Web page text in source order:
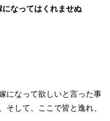
になってはくれませぬ
になって欲しいと言った事
そして、ここで皆と逸れ、